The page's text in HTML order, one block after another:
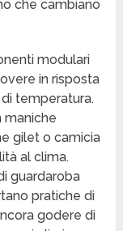
che cambiano
modulari
in risposta
temperatura.
maniche
gilet o camicia
al clima.
guardaroba
pratiche di
godere di